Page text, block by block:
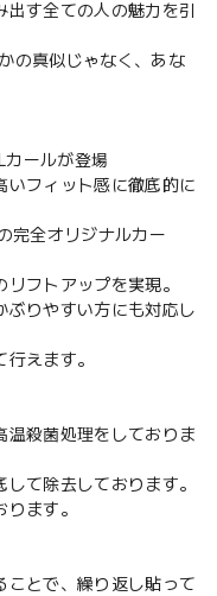
す全ての人の魅力を引
の真似じゃなく、あな
カールが登場
いフィット感に徹底的に
完全オリジナルカー
フトアップを実現。
ぶりやすい方にも対応し
えます。
温殺菌処理をしておりま
て除去しております。
ます。
ことで、繰り返し貼って